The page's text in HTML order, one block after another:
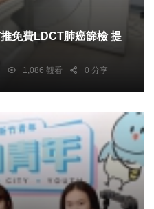
1,086 觀看 0 分享